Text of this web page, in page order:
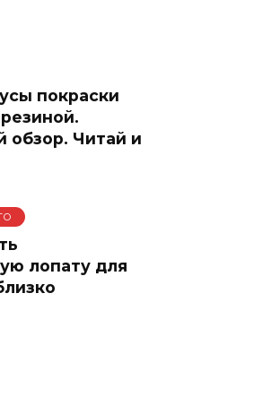
покраски
обзор. Читай и
лопату для